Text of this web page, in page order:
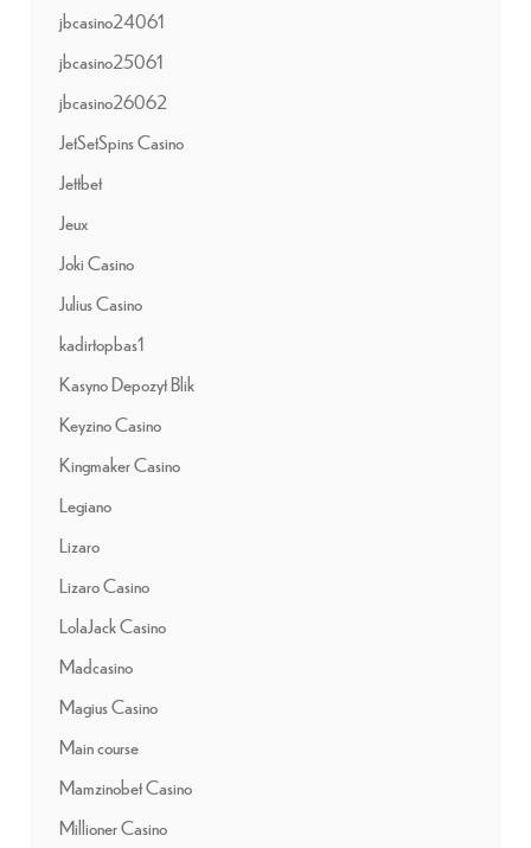
jbcasino24061
jbcasino25061
jbcasino26062
JetSetSpins Casino
Jettbet
Jeux
Joki Casino
Julius Casino
kadirtopbas1
Kasyno Depozyt Blik
Keyzino Casino
Kingmaker Casino
Legiano
Lizaro
Lizaro Casino
LolaJack Casino
Madcasino
Magius Casino
Main course
Mamzinobet Casino
Millioner Casino